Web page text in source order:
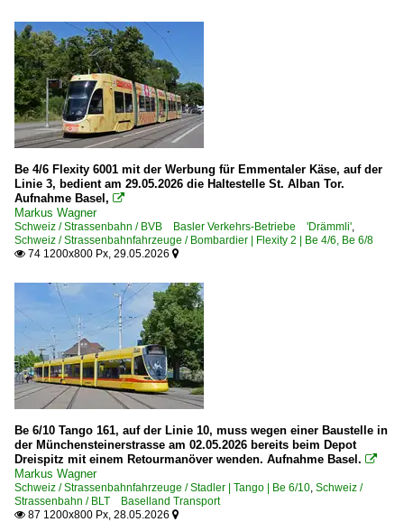
Be 4/6 Flexity 6001 mit der Werbung für Emmentaler Käse, auf der
Linie 3, bedient am 29.05.2026 die Haltestelle St. Alban Tor.
Aufnahme Basel, 
Markus Wagner
Schweiz / Strassenbahn / BVB Basler Verkehrs-Betriebe 'Drämmli'
Schweiz / Strassenbahnfahrzeuge / Bombardier | Flexity 2 | Be 4/6, Be 6/8
 74 1200x800 Px, 29.05.2026 
Be 6/10 Tango 161, auf der Linie 10, muss wegen einer Baustelle in
der Münchensteinerstrasse am 02.05.2026 bereits beim Depot
Dreispitz mit einem Retourmanöver wenden. Aufnahme Basel. 
Markus Wagner
Schweiz / Strassenbahnfahrzeuge / Stadler | Tango | Be 6/10 Schweiz /
Strassenbahn / BLT Baselland Transport
 87 1200x800 Px, 28.05.2026 